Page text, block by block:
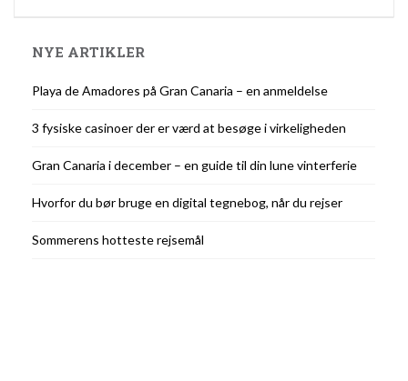
NYE ARTIKLER
Playa de Amadores på Gran Canaria – en anmeldelse
3 fysiske casinoer der er værd at besøge i virkeligheden
Gran Canaria i december – en guide til din lune vinterferie
Hvorfor du bør bruge en digital tegnebog, når du rejser
Sommerens hotteste rejsemål